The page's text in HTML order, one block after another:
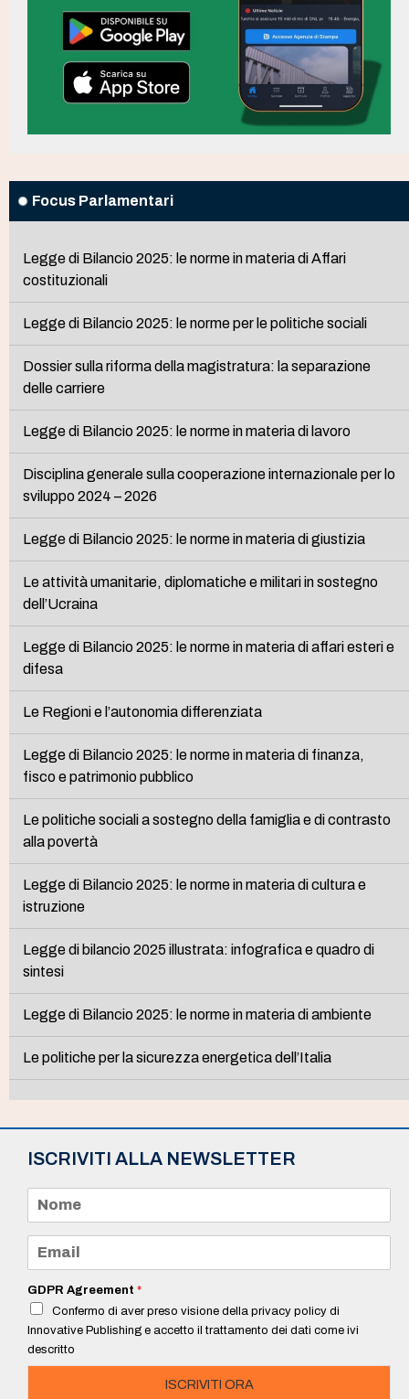
Focus Parlamentari
Legge di Bilancio 2025: le norme in materia di Affari
costituzionali
Legge di Bilancio 2025: le norme per le politiche sociali
Dossier sulla riforma della magistratura: la separazione
delle carriere
Legge di Bilancio 2025: le norme in materia di lavoro
Disciplina generale sulla cooperazione internazionale per lo
sviluppo 2024 – 2026
Legge di Bilancio 2025: le norme in materia di giustizia
Le attività umanitarie, diplomatiche e militari in sostegno
dell’Ucraina
Legge di Bilancio 2025: le norme in materia di affari esteri e
difesa
Le Regioni e l’autonomia differenziata
Legge di Bilancio 2025: le norme in materia di finanza,
fisco e patrimonio pubblico
Le politiche sociali a sostegno della famiglia e di contrasto
alla povertà
Legge di Bilancio 2025: le norme in materia di cultura e
istruzione
Legge di bilancio 2025 illustrata: infografica e quadro di
sintesi
Legge di Bilancio 2025: le norme in materia di ambiente
Le politiche per la sicurezza energetica dell’Italia
ISCRIVITI ALLA NEWSLETTER
m
e
a
i
*
GDPR Agreement *
Confermo di aver preso visione della privacy policy di
Innovative Publishing e accetto il trattamento dei dati come ivi
descritto
ISCRIVITI ORA